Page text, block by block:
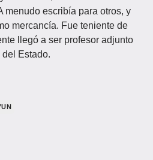
menudo escribía para otros, y
mercancía. Fue teniente de
llegó a ser profesor adjunto
Estado.